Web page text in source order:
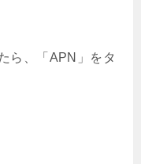
ら、「APN」をタ